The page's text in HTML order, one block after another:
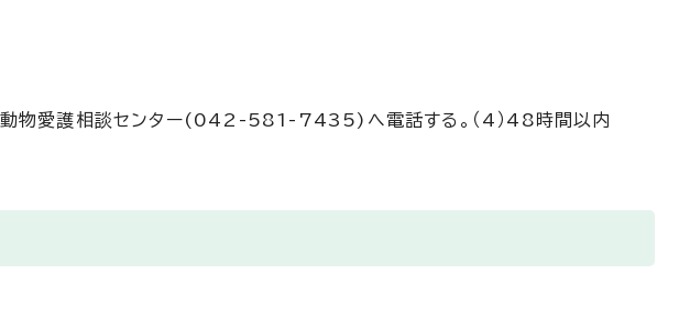
都動物愛護相談センター(042-581-7435)へ電話する。（4）48時間以内